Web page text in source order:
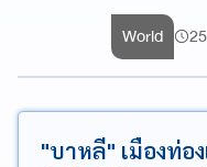
World
"บาหลี" เมืองท่อ